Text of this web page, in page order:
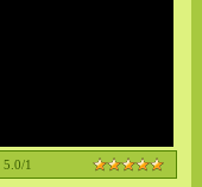
5.0/1